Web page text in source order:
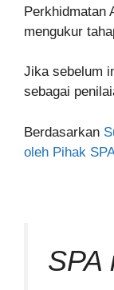
Perkhidmatan
mengukur
Jika sebelum
sebagai
Berdasarkan
oleh Pihak
SPA